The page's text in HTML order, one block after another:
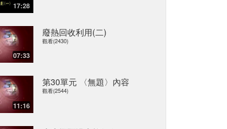
17:28
07:33
廢熱回收利用(二)
觀看(2430)
11:16
第30單元 〈無題〉內容
觀看(2544)